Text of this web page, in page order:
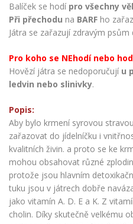
Balíček se hodí pro všechny
Při přechodu na BARF ho
Játra se zařazují zdravým psům
Pro koho se NEhodí nebo
Hovězí játra se nedoporučují u
ledvin nebo slinivky.
Popis:
Aby bylo krmení syrovou
zařazovat do jídelníčku i
kvalitních živin. a proto se ke
mohou obsahovat různé
protože jsou hlavním
tuku jsou v játrech dobře
jako vitamín A. D. E a K. Z
cholin. Díky skutečně velkému